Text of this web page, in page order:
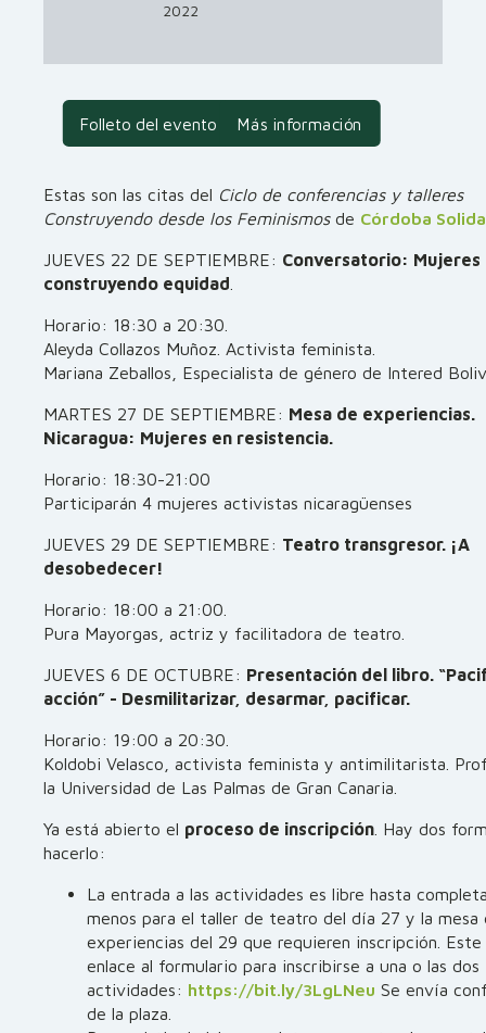
2022
Folleto del evento Más información
Estas son las citas del Ciclo de conferencias y talleres
Construyendo desde los Feminismos de Córdoba
JUEVES 22 DE SEPTIEMBRE: Conversatorio: Mujeres
construyendo equidad
Horario: 18:30 a 20:30.
Aleyda Collazos Muñoz. Activista feminista.
Mariana Zeballos, Especialista de género de Intered
MARTES 27 DE SEPTIEMBRE: Mesa de experiencias.
Nicaragua: Mujeres en resistencia.
Horario: 18:30-21:00
Participarán 4 mujeres activistas nicaragüenses
JUEVES 29 DE SEPTIEMBRE: Teatro transgresor. ¡A
desobedecer!
Horario: 18:00 a 21:00.
Pura Mayorgas, actriz y facilitadora de teatro.
JUEVES 6 DE OCTUBRE: Presentación del libro.
acción” - Desmilitarizar, desarmar, pacificar.
Horario: 19:00 a 20:30.
Koldobi Velasco, activista feminista y antimilitarista.
la Universidad de Las Palmas de Gran Canaria.
Ya está abierto el proceso de inscripción . Hay dos
hacerlo:
La entrada a las actividades es libre hasta
menos para el taller de teatro del día 27 y la mesa
experiencias del 29 que requieren inscripción. Este
enlace al formulario para inscribirse a una o las dos
actividades: https://bit.ly/3LgLNeu Se envía
de la plaza.